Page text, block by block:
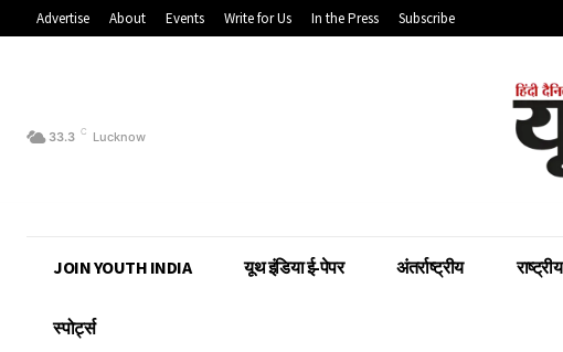
Advertise About Events Write for Us In the Press Subscribe
33.3 C Lucknow
JOIN YOUTH INDIA यूथ इंडिया ई-पेपर अंतर्राष्ट्रीय राष्ट्रीय
स्पोर्ट्स